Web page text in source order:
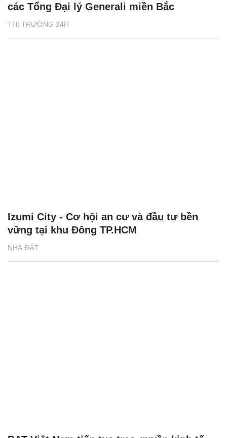
THỊ TRƯỜNG 24H
các Tổng Đại lý Generali miền Bắc
NHÀ ĐẤT
Izumi City - Cơ hội an cư và đầu tư bền
vững tại khu Đông TP.HCM